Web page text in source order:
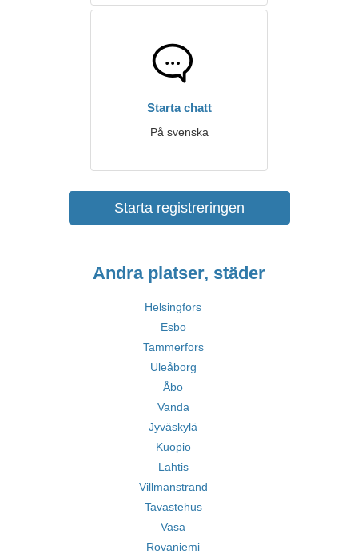
Starta chatt
På svenska
Starta registreringen
Andra platser, städer
Helsingfors
Esbo
Tammerfors
Uleåborg
Åbo
Vanda
Jyväskylä
Kuopio
Lahtis
Villmanstrand
Tavastehus
Vasa
Rovaniemi